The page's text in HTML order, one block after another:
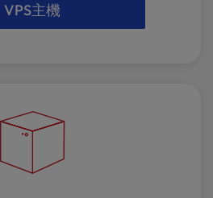
VPS主機